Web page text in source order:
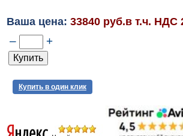
Ваша цена: 33840 руб.в т.ч. НДС
– +
Купить в один клик